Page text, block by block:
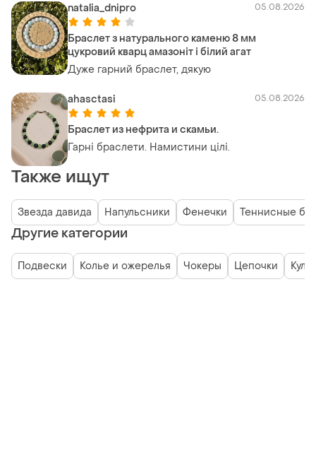
natalia_dnipro 05.08.2026
Браслет з натурального каменю 8 мм
цукровий кварц амазоніт і білий агат
Дуже гарний браслет, дякую
ahasctasi 05.08.2026
Браслет из нефрита и скамьи.
Гарні браслети. Намистини цілі.
Также ищут
Звезда давида Напульсники Фенечки Теннисные
Другие категории
Подвески Колье и ожерелья Чокеры Цепочки